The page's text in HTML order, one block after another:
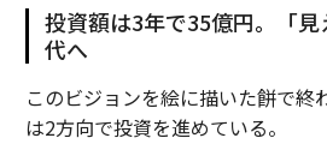
投資額は3年で35億円。「
代へ
このビジョンを絵に描いた餅で終
は2方向で投資を進めている。